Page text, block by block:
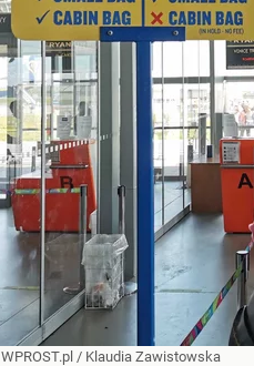
WPROST.pl / Klaudia Zawistowska